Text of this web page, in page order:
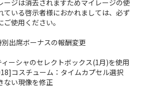
ージは消去されますためマイレージの使
ている啓示者様におかれましては、必ず
使用ください。
出席ボーナスの報酬変更
ーシャのセレクトボックス(1月)を使用
コスチューム：タイムカプセル選択
ない現像を修正